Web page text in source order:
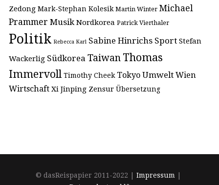
Zedong Mark-Stephan Kolesik Martin Winter Michael
Prammer Musik Nordkorea Patrick Vierthaler
Politik Rebecca Karl Sabine Hinrichs Sport Stefan
Wackerlig Südkorea Taiwan Thomas
Immervoll Timothy Cheek Tokyo Umwelt Wien
Wirtschaft Xi Jinping Zensur Übersetzung
© dasReispapier 2011-2022 | Impressum|